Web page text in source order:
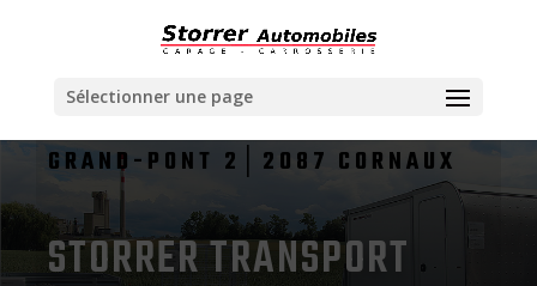
Sélectionner une page
GRAND-PONT 2│2087 CORNAUX
STORRER TRANSPORT